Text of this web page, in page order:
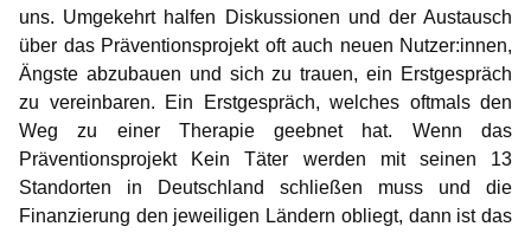
uns. Umgekehrt halfen Diskussionen und der Austausch
über das Präventionsprojekt oft auch neuen Nutzer:innen,
Ängste abzubauen und sich zu trauen, ein Erstgespräch
zu vereinbaren. Ein Erstgespräch, welches oftmals den
Weg zu einer Therapie geebnet hat. Wenn das
Präventionsprojekt Kein Täter werden mit seinen 13
Standorten in Deutschland schließen muss und die
Finanzierung den jeweiligen Ländern obliegt, dann ist das